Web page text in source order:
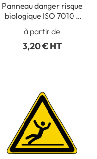
Panneau danger risque
biologique ISO 7010 -
à partir de
3,20 € HT